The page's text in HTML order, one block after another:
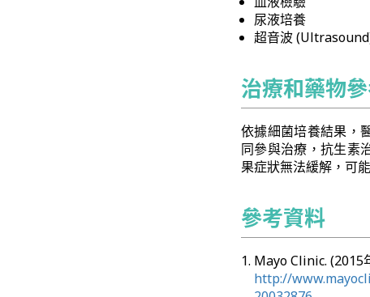
尿液培養
超音波
治療和藥物
依據細菌培養結果，
同參與治療，抗生素
果症狀無法緩解，可
參考資料
Mayo Clinic. (2015
http://